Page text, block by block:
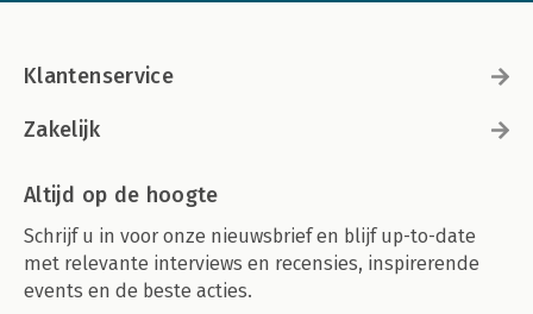
Klantenservice
Zakelijk
Altijd op de hoogte
Schrijf u in voor onze nieuwsbrief en blijf up-to-date
met relevante interviews en recensies, inspirerende
events en de beste acties.